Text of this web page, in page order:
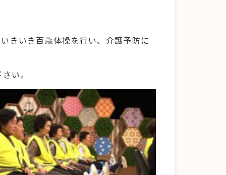
きいき百歳体操を行い、介護予防に
い。